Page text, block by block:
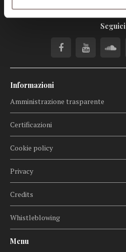
Seguici
Informazioni
Amministrazione trasparente
Certificazioni
Cookie policy
Privacy
Credits
Whistleblowing
Menu